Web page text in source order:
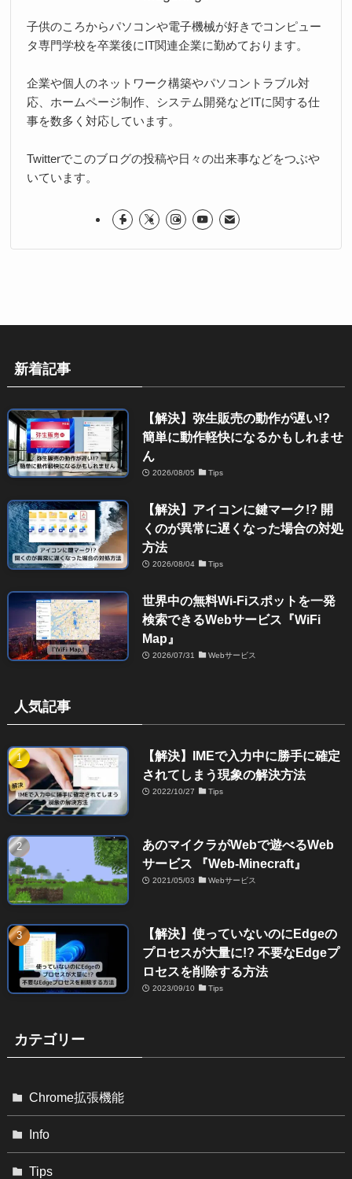
子供のころからパソコンや電子機械が好きでコンピュー
タ専門学校を卒業後にIT関連企業に勤めております。
企業や個人のネットワーク構築やパソコントラブル対
応、ホームページ制作、システム開発などITに関する仕
事を数多く対応しています。
Twitterでこのブログの投稿や日々の出来事などをつぶや
いています。
新着記事
【解決】弥生販売の動作が遅い!?
簡単に動作軽快になるかもしれませ
ん
2026/08/05 Tips
【解決】アイコンに鍵マーク!? 開
くのが異常に遅くなった場合の対処
方法
2026/08/04 Tips
世界中の無料Wi-Fiスポットを一発
検索できるWebサービス『WiFi
Map』
2026/07/31 Webサービス
人気記事
【解決】IMEで入力中に勝手に確定
されてしまう現象の解決方法
2022/10/27 Tips
あのマイクラがWebで遊べるWeb
サービス 『Web-Minecraft』
2021/05/03 Webサービス
【解決】使っていないのにEdgeの
プロセスが大量に!? 不要なEdgeプ
ロセスを削除する方法
2023/09/10 Tips
カテゴリー
Chrome拡張機能
Info
Tips